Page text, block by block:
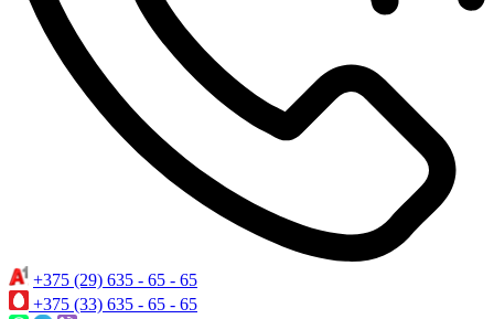
+375 (29) 635 - 65 - 65
+375 (33) 635 - 65 - 65